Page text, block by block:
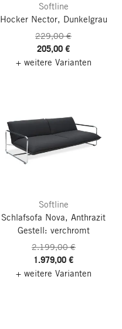
Softline
Hocker Nector, Dunkelgrau
229,00 €
205,00 €
+ weitere Varianten
Softline
Schlafsofa Nova, Anthrazit
Gestell: verchromt
2.199,00 €
1.979,00 €
+ weitere Varianten